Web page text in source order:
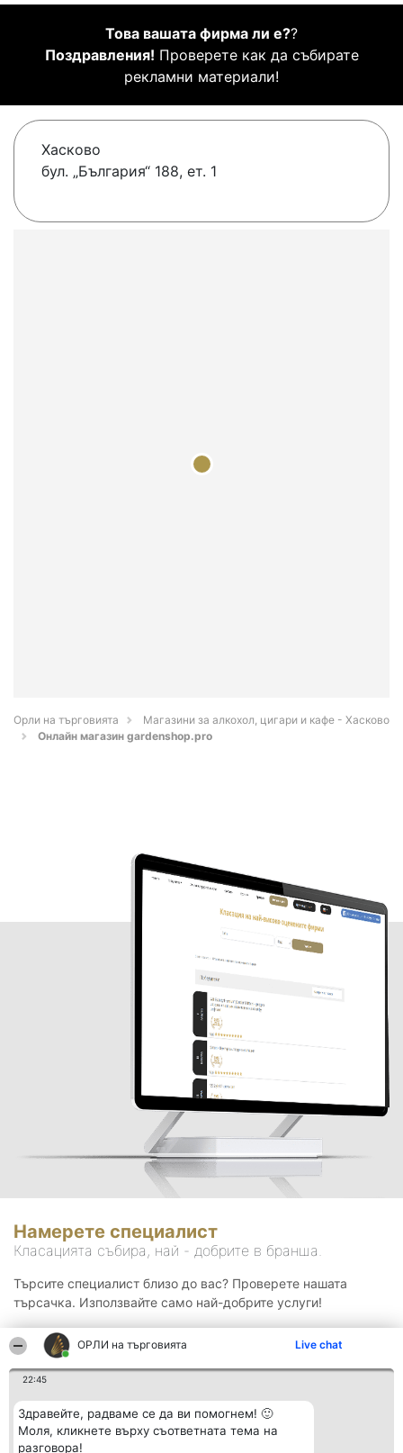
ОРЛИ на търговията Live chat
22:45
Здравейте, радваме се да ви помогнем! 🙂
Моля, кликнете върху съответната тема на
разговора!
Това вашата фирма ли е??
Поздравления! Проверете как да събирате
рекламни материали!
Хасково
бул. „България“ 188, ет. 1
Орли на търговията
Магазини за алкохол, цигари и кафе - Хасково
Oнлайн магазин gardenshop.pro
Намерете специалист
Класацията събира, най - добрите в бранша.
Търсите специалист близо до вас? Проверете нашата
търсачка. Използвайте само най-добрите услуги!